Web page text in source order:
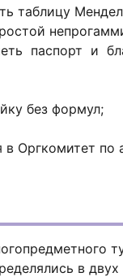
таблицу
паспорт и
без формул;
Оргкомитет по
в двух